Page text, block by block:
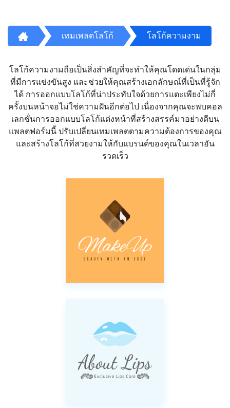
เทมเพลตโลโก้ โลโก้ความงาม
โลโก้ความงามถือเป็นสิ่งสำคัญที่จะทำให้คุณโดดเด่นในกลุ่ม
ที่มีการแข่งขันสูง และช่วยให้คุณสร้างเอกลักษณ์ที่เป็นที่รู้จัก
ได้ การออกแบบโลโก้ที่น่าประทับใจด้วยการแตะเพียงไม่กี่
ครั้งบนหน้าจอไม่ใช่ความฝันอีกต่อไป เนื่องจากคุณจะพบคอล
เลกชั่นการออกแบบโลโก้แต่งหน้าที่สร้างสรรค์มาอย่างดีบน
แพลตฟอร์มนี้ ปรับเปลี่ยนเทมเพลตตามความต้องการของคุณ
และสร้างโลโก้ที่สวยงามให้กับแบรนด์ของคุณในเวลาอัน
รวดเร็ว